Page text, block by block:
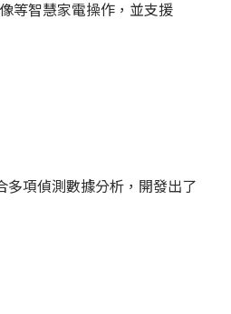
等智慧家電操作，並支援
項偵測數據分析，開發出了